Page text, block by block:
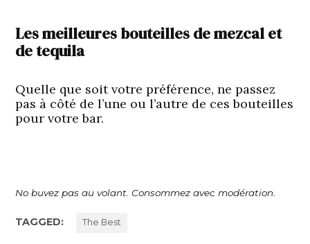
Les meilleures bouteilles de mezcal et
de tequila
Quelle que soit votre préférence, ne passez
pas à côté de l’une ou l’autre de ces bouteilles
pour votre bar.
No buvez pas au volant. Consommez avec modération.
TAGGED: The Best